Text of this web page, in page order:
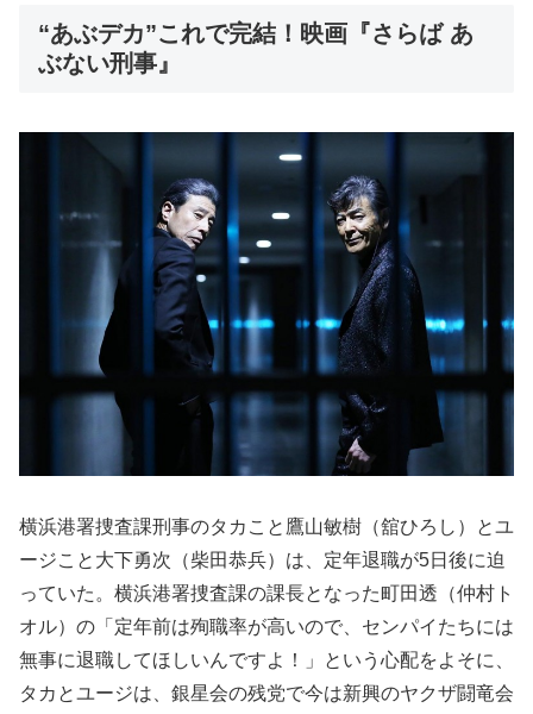
“あぶデカ”これで完結！映画『さらば あ
ぶない刑事』
横浜港署捜査課刑事のタカこと鷹山敏樹（舘ひろし）とユ
ージこと大下勇次（柴田恭兵）は、定年退職が5日後に迫
っていた。横浜港署捜査課の課長となった町田透（仲村ト
オル）の「定年前は殉職率が高いので、センパイたちには
無事に退職してほしいんですよ！」という心配をよそに、
タカとユージは、銀星会の残党で今は新興のヤクザ闘竜会